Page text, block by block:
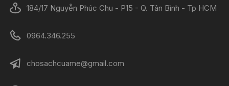
184/17 Nguyễn Phúc Chu - P15 - Q. Tân Bình - Tp HCM
0964.346.255
chosachcuame@gmail.com